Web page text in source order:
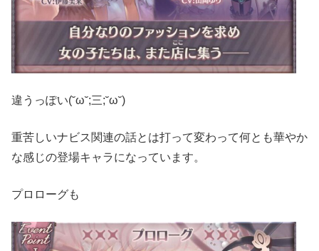
違うっぽい(˘ω˘;三;˘ω˘)
重苦しいナビス関連の話とは打って変わって何とも華やか
な感じの登場キャラになっています。
プロローグも